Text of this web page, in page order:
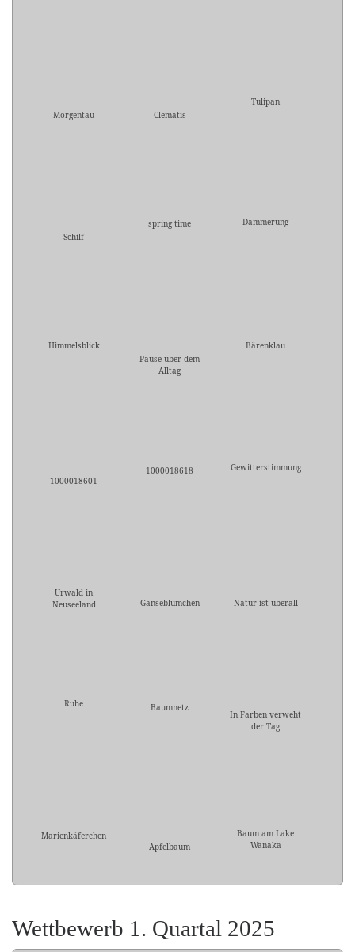
Morgentau Clematis
Tulipan
Schilf
spring time Dämmerung
Himmelsblick
Pause über dem
Alltag
Bärenklau
1000018601
1000018618 Gewitterstimmung
Urwald in
Neuseeland
Gänseblümchen Natur ist überall
Ruhe Baumnetz
In Farben verweht
der Tag
Marienkäferchen
Apfelbaum
Baum am Lake
Wanaka
Wettbewerb 1. Quartal 2025